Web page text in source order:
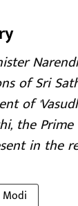
of Sri
of
the
in the